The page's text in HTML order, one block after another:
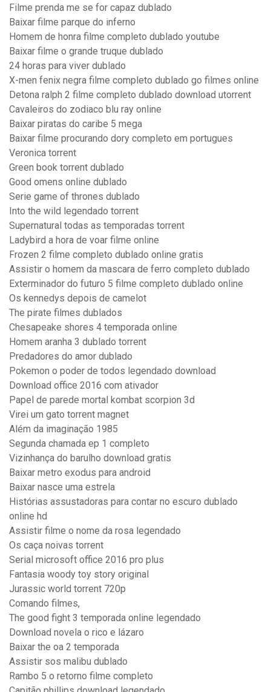
Filme prenda me se for capaz dublado
Baixar filme parque do inferno
Homem de honra filme completo dublado youtube
Baixar filme o grande truque dublado
24 horas para viver dublado
X-men fenix negra filme completo dublado go filmes online
Detona ralph 2 filme completo dublado download utorrent
Cavaleiros do zodiaco blu ray online
Baixar piratas do caribe 5 mega
Baixar filme procurando dory completo em portugues
Veronica torrent
Green book torrent dublado
Good omens online dublado
Serie game of thrones dublado
Into the wild legendado torrent
Supernatural todas as temporadas torrent
Ladybird a hora de voar filme online
Frozen 2 filme completo dublado online gratis
Assistir o homem da mascara de ferro completo dublado
Exterminador do futuro 5 filme completo dublado online
Os kennedys depois de camelot
The pirate filmes dublados
Chesapeake shores 4 temporada online
Homem aranha 3 dublado torrent
Predadores do amor dublado
Pokemon o poder de todos legendado download
Download office 2016 com ativador
Papel de parede mortal kombat scorpion 3d
Virei um gato torrent magnet
Além da imaginação 1985
Segunda chamada ep 1 completo
Vizinhança do barulho download gratis
Baixar metro exodus para android
Baixar nasce uma estrela
Histórias assustadoras para contar no escuro dublado
online hd
Assistir filme o nome da rosa legendado
Os caça noivas torrent
Serial microsoft office 2016 pro plus
Fantasia woody toy story original
Jurassic world torrent 720p
Comando filmes,
The good fight 3 temporada online legendado
Download novela o rico e lázaro
Baixar the oa 2 temporada
Assistir sos malibu dublado
Rambo 5 o retorno filme completo